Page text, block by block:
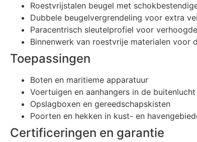
Roestvrijstalen beugel met
Dubbele beugelvergrendeling voor extra
Paracentrisch sleutelprofiel voor
Binnenwerk van roestvrije materialen voor
Toepassingen
Boten en maritieme apparatuur
Voertuigen en aanhangers in de buitenlucht
Opslagboxen en gereedschapskisten
Poorten en hekken in kust- en
Certificeringen en garantie